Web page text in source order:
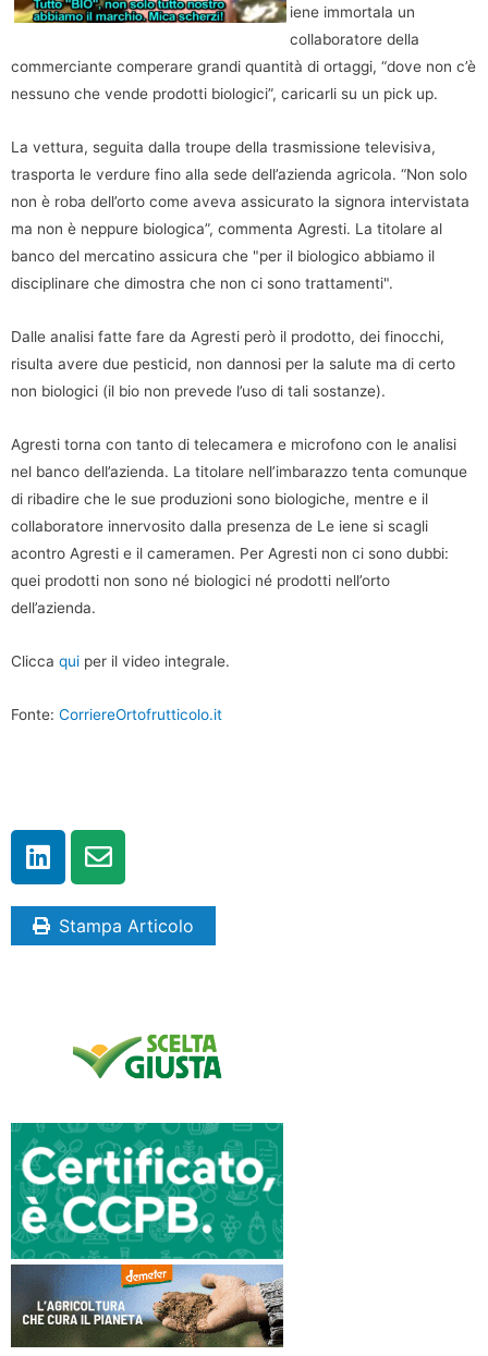
iene immortala un
collaboratore della
commerciante comperare grandi quantità di ortaggi, “dove non c’è
nessuno che vende prodotti biologici”, caricarli su un pick up.
La vettura, seguita dalla troupe della trasmissione televisiva,
trasporta le verdure fino alla sede dell’azienda agricola. “Non solo
non è roba dell’orto come aveva assicurato la signora intervistata
ma non è neppure biologica”, commenta Agresti. La titolare al
banco del mercatino assicura che "per il biologico abbiamo il
disciplinare che dimostra che non ci sono trattamenti".
Dalle analisi fatte fare da Agresti però il prodotto, dei finocchi,
risulta avere due pesticid, non dannosi per la salute ma di certo
non biologici (il bio non prevede l’uso di tali sostanze).
Agresti torna con tanto di telecamera e microfono con le analisi
nel banco dell’azienda. La titolare nell’imbarazzo tenta comunque
di ribadire che le sue produzioni sono biologiche, mentre e il
collaboratore innervosito dalla presenza de Le iene si scagli
acontro Agresti e il cameramen. Per Agresti non ci sono dubbi:
quei prodotti non sono né biologici né prodotti nell’orto
dell’azienda.
Clicca qui per il video integrale.
Fonte: CorriereOrtofrutticolo.it
Stampa Articolo